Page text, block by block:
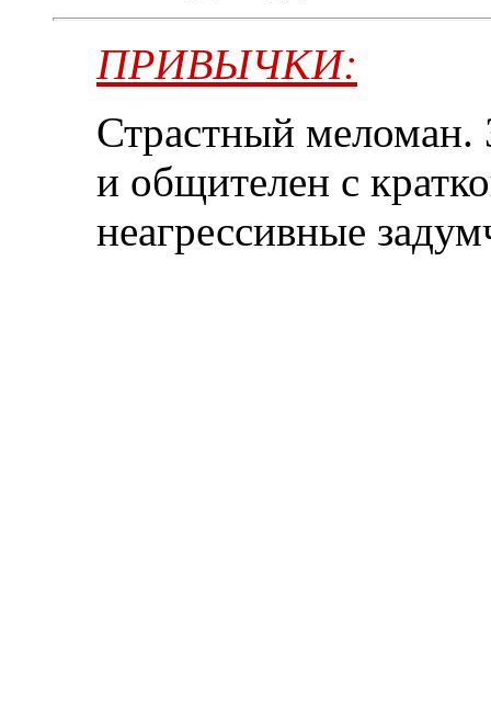
ПРИВЫЧКИ:
Страстный
и общителен с
неагрессивные